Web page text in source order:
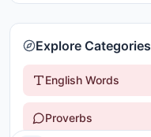
Explore Categories
English Words
Proverbs